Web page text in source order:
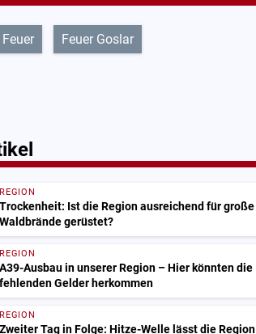
Feuer Feuer Goslar
REGION
Trockenheit: Ist die Region ausreichend für große
Waldbrände gerüstet?
REGION
A39-Ausbau in unserer Region – Hier könnten die
fehlenden Gelder herkommen
REGION
Zweiter Tag in Folge: Hitze-Welle lässt die Region